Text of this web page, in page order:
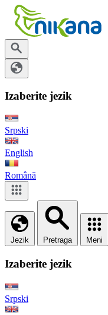
Izaberite jezik
Srpski
English
Română
Jezik Pretraga Meni
Izaberite jezik
Srpski